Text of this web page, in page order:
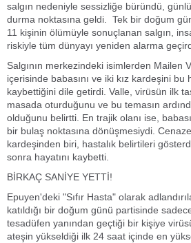
salgın nedeniyle sessizliğe büründü,
durma noktasına geldi. Tek bir doğum
11 kişinin ölümüyle sonuçlanan salgın,
riskiyle tüm dünyayı yeniden alarma
Salgının merkezindeki isimlerden Mailen
içerisinde babasını ve iki kız kardeşini bu
kaybettiğini dile getirdi. Valle, virüsün ilk
masada oturduğunu ve bu temasın
olduğunu belirtti. En trajik olanı ise,
bir bulaş noktasına dönüşmesiydi.
kardeşinden biri, hastalık belirtileri
sonra hayatını kaybetti.
BİRKAÇ SANİYE YETTİ!
Epuyen'deki "Sıfır Hasta" olarak
katıldığı bir doğum günü partisinde
tesadüfen yanından geçtiği bir kişiye
ateşin yükseldiği ilk 24 saat içinde en